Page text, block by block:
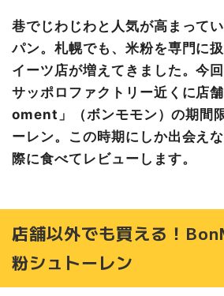
巷でじわじわと人気が高まって
パン。札幌でも、米粉を専門に
イーツ店が増えてきました。今
サッポロファクトリー近くに店
oment」（ボンモモン）の期間
ーレン。この時期にしか出会え
際に食べてレビューします。
店舗以外でも買える！
粉シュトーレン